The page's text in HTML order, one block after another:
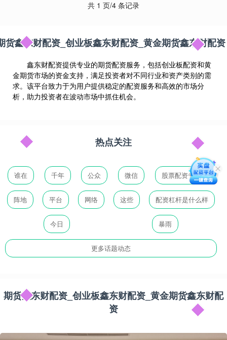
共 1 页/4 条记录
货鑫东财配资_创业板鑫东财配资_黄金期货鑫东财配资
鑫东财配资提供专业的期货配资服务，包括创业板配资和黄
金期货市场的资金支持，满足投资者对不同行业和资产类别的需
求。该平台致力于为用户提供稳定的配资服务和高效的市场分
析，助力投资者在波动市场中抓住机会。
热点关注
谁在 千年 公众 微信 股票配资专业网
阵地 平台 网络 这些 配资杠杆是什么样
今日 暴雨
更多话题动态
期货鑫东财配资_创业板鑫东财配资_黄金期货鑫东财配
资